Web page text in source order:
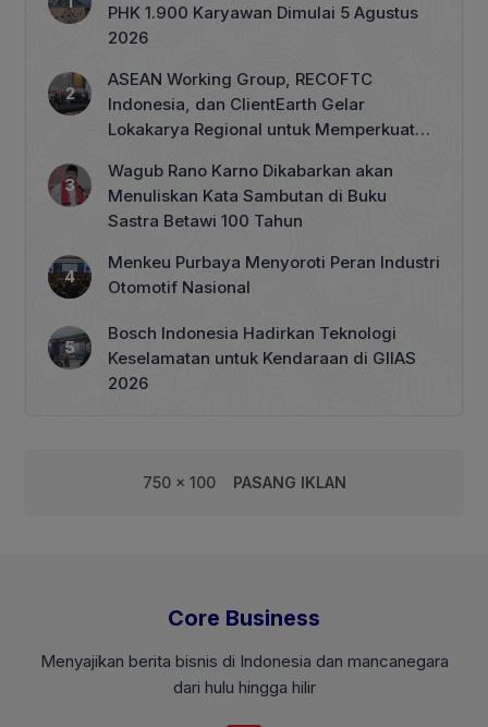
PHK 1.900 Karyawan Dimulai 5 Agustus
2026
ASEAN Working Group, RECOFTC
Indonesia, dan ClientEarth Gelar
Lokakarya Regional untuk Memperkuat
Wagub Rano Karno Dikabarkan akan
Menuliskan Kata Sambutan di Buku
Sastra Betawi 100 Tahun
Menkeu Purbaya Menyoroti Peran Industri
Otomotif Nasional
Bosch Indonesia Hadirkan Teknologi
Keselamatan untuk Kendaraan di GIIAS
2026
750 x 100 PASANG IKLAN
Core Business
Menyajikan berita bisnis di Indonesia dan mancanegara
dari hulu hingga hilir